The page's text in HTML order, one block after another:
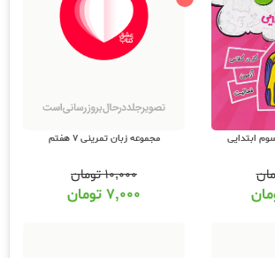
مجموعه زبان تمرینی 7 هفتم
۱۰,۰۰۰تومان
۷,۰۰۰ تومان